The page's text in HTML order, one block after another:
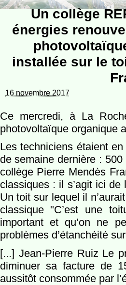
Un collège
énergies
installée sur le
16 novembre 2017
Ce mercredi, à La
photovoltaïque organique
Les techniciens étaient
de semaine dernière :
collège Pierre Mendès
classiques : il s’agit ici
Un toit sur lequel il
classique "C’est une
important et qu’on ne
problèmes d’étanchéité
[...] Jean-Pierre Ruiz Le
diminuer sa facture de
aussitôt consommée par